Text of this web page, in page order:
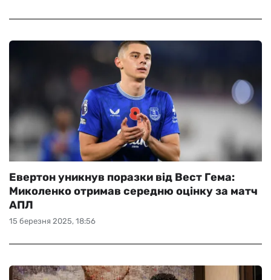
15 березня 2025, 18:56
Евертон уникнув поразки від Вест Гема:
Миколенко отримав середню оцінку за матч
АПЛ